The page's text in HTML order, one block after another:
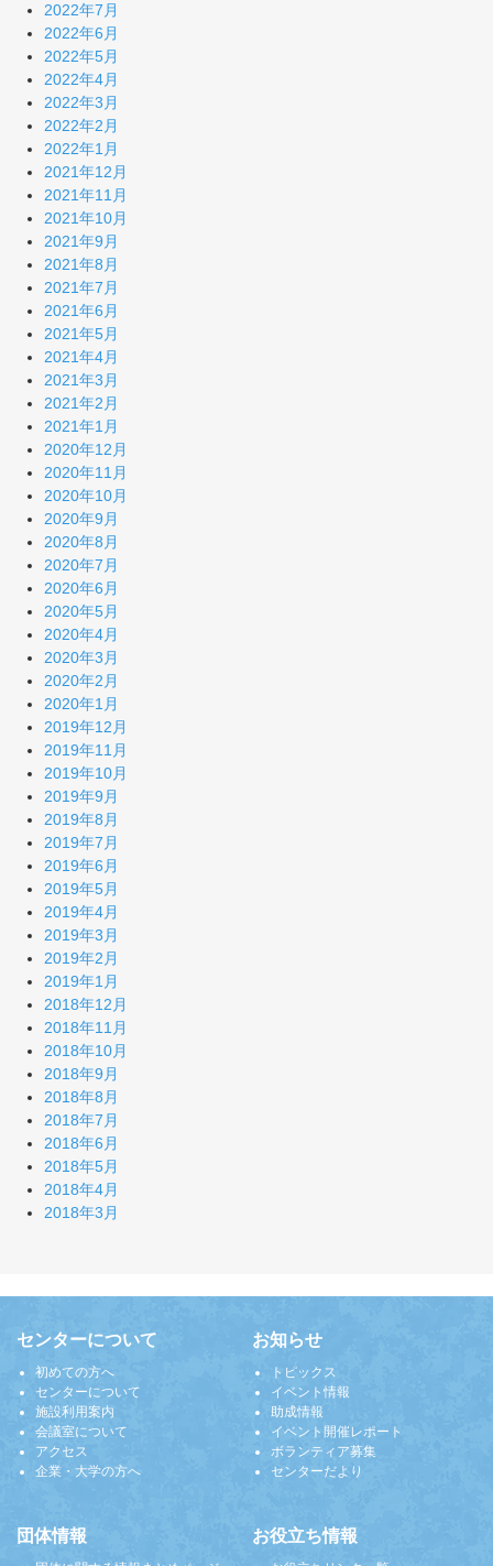
2022年7月
2022年6月
2022年5月
2022年4月
2022年3月
2022年2月
2022年1月
2021年12月
2021年11月
2021年10月
2021年9月
2021年8月
2021年7月
2021年6月
2021年5月
2021年4月
2021年3月
2021年2月
2021年1月
2020年12月
2020年11月
2020年10月
2020年9月
2020年8月
2020年7月
2020年6月
2020年5月
2020年4月
2020年3月
2020年2月
2020年1月
2019年12月
2019年11月
2019年10月
2019年9月
2019年8月
2019年7月
2019年6月
2019年5月
2019年4月
2019年3月
2019年2月
2019年1月
2018年12月
2018年11月
2018年10月
2018年9月
2018年8月
2018年7月
2018年6月
2018年5月
2018年4月
2018年3月
センターについて
初めての方へ
センターについて
施設利用案内
会議室について
アクセス
企業・大学の方へ
お知らせ
トピックス
イベント情報
助成情報
イベント開催レポート
ボランティア募集
センターだより
団体情報 お役立ち情報